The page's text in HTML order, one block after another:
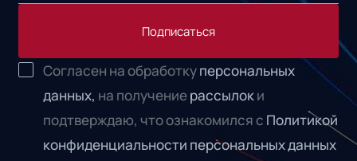
Подписаться
Согласен на обработкуперсональных
данных, на получениерассылоки
подтверждаю, что ознакомился с Политикой
конфиденциальности персональных данных